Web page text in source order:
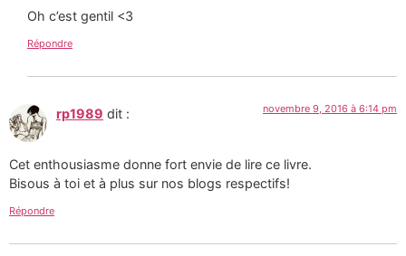
Oh c’est gentil <3
Répondre
rp1989 dit : novembre 9, 2016 à 6:14 pm
Cet enthousiasme donne fort envie de lire ce livre.
Bisous à toi et à plus sur nos blogs respectifs!
Répondre